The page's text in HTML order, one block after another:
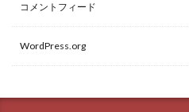
コメントフィード
WordPress.org